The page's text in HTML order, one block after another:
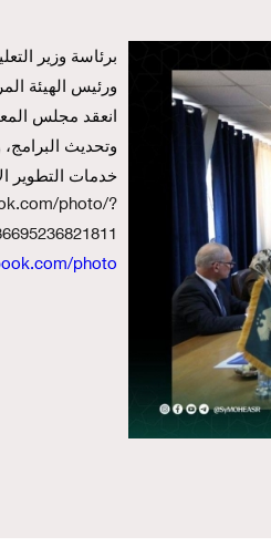
خدمات التطوير
photo/?
photo/